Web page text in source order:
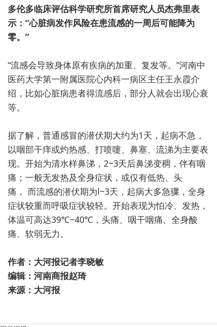
多伦多临床评估科学研究所首席研究人员杰弗里表
示：“心脏病发作风险在患流感的一周后可能降为
零。”
“流感会导致身体原有疾病的加重、复发等。”河南中
医药大学第一附属医院心内科一病区主任王永霞介
绍，比如心脏病患者得流感后，部分人就会出现心衰
等。
据了解，普通感冒的潜伏期大约为1天，起病不急，
以咽部干痒或灼热感、打喷嚏、鼻塞、流涕为主要表
现。开始为清水样鼻涕，2~3天后鼻涕变稠，伴有咽
痛；一般无发热及全身症状，或仅有低热、头
痛， 而流感的潜伏期为l~3天，起病大多急骤，全身
症状较重而呼吸症状较轻。开始表现为怕冷、发热，
体温可高达39℃~40℃，头痛、咽干咽痛、全身酸
痛、软弱无力。
作者： 大河报记者李晓敏
编辑：河南商报赵琦
来源：大河报